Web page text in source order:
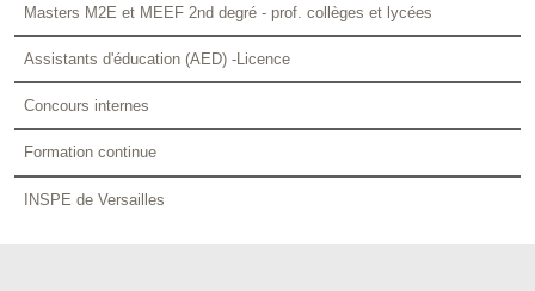
Masters M2E et MEEF 2nd degré - prof. collèges et lycées
Assistants d'éducation (AED) -Licence
Concours internes
Formation continue
INSPE de Versailles